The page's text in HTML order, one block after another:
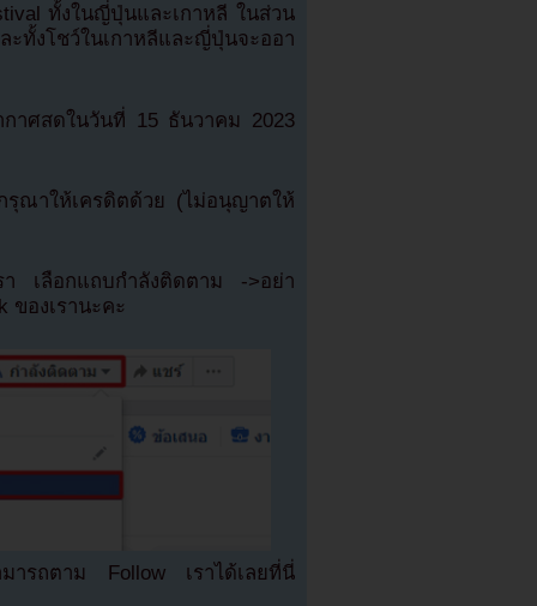
ทั้งในญี่ปุ่นและเกาหลี ในส่วน
ทั้งโชว์ในเกาหลีและญี่ปุ่นจะออา
าศสดในวันที่ 15 ธันวาคม 2023
ณาให้เครดิตด้วย (ไม่อนุญาตให้
รา เลือกแถบกำลังติดตาม ->อย่า
ของเรานะคะ
มารถตาม Follow เราได้เลยที่นี่